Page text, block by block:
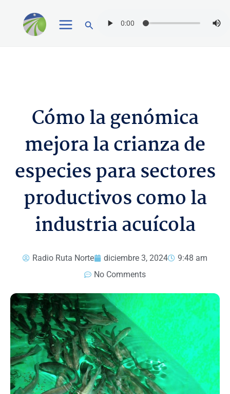
Buscar
Cómo la genómica
mejora la crianza de
especies para sectores
productivos como la
industria acuícola
Radio Ruta Norte diciembre 3, 2024
9:48 am
No Comments